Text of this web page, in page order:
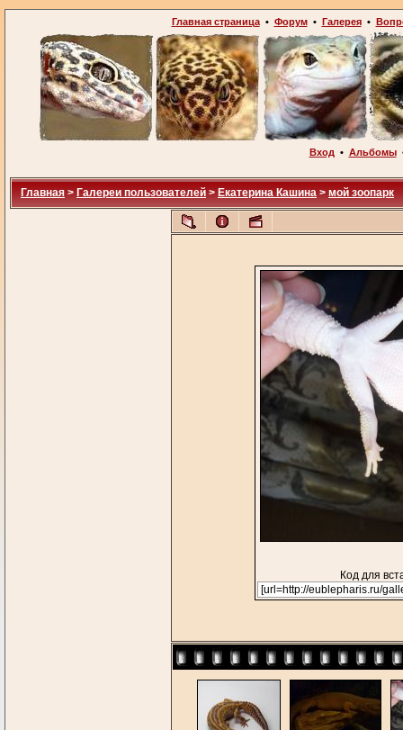
Главная страница• Форум• Галерея•
Вход • Альбомы
Главная > Галереи пользователей > Екатерина Кашина > мой зоопарк
Код для